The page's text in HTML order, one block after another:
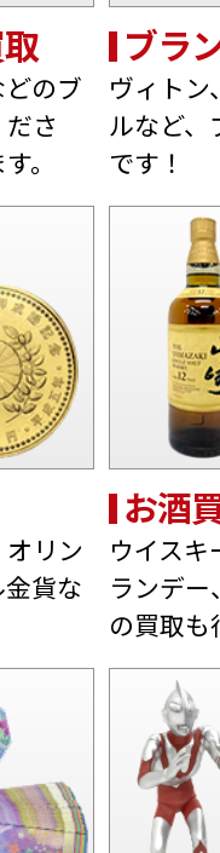
のブ
さ
。
ブラ
ヴィトン
ルなど、
です！
リン
貨な
お酒
ウイスキ
ランデ
の買取も